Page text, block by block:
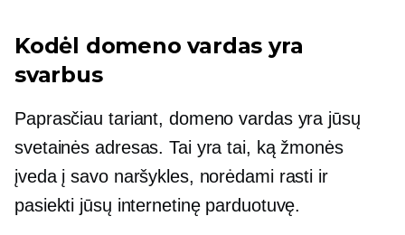
Kodėl domeno vardas yra
svarbus
Paprasčiau tariant, domeno vardas yra jūsų
svetainės adresas. Tai yra tai, ką žmonės
įveda į savo naršykles, norėdami rasti ir
pasiekti jūsų internetinę parduotuvę.